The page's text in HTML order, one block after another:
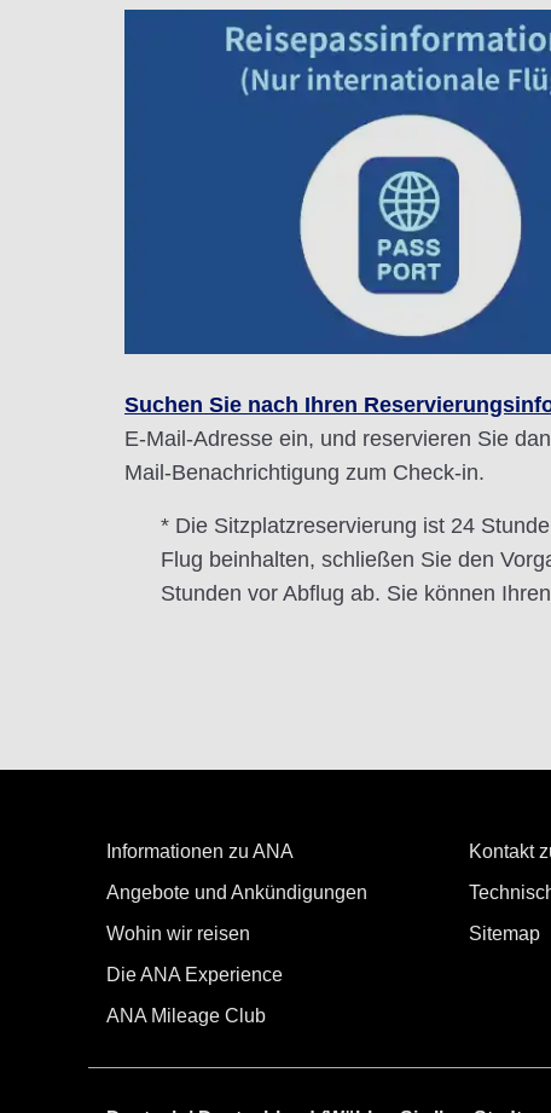
Suchen Sie nach Ihren
E-Mail-Adresse ein, und reservieren Sie
Mail-Benachrichtigung zum Check-in.
* Die Sitzplatzreservierung ist 24
Flug beinhalten, schließen Sie den
Stunden vor Abflug ab. Sie können
Informationen zu ANA
Angebote und Ankündigungen
Wohin wir reisen
Die ANA Experience
ANA Mileage Club
Kontakt
Sitemap